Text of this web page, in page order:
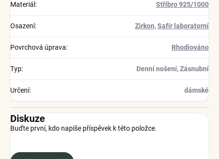
Materiál : Stříbro 925/1000
Osazení: Zirkon,Safír laboratorní
Povrchová úprava: Rhodiováno
Typ: Denní nošení, Zásnubní
Určení: dámské
Diskuze
Buďte první, kdo napíše příspěvek k této položce.